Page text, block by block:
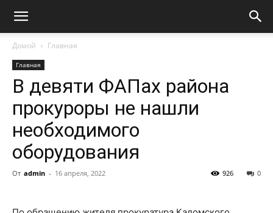
Домой Главная
Главная
В девяти ФАПах района
прокуроры не нашли
необходимого
оборудования
От admin - 16 апреля, 2022 0
926